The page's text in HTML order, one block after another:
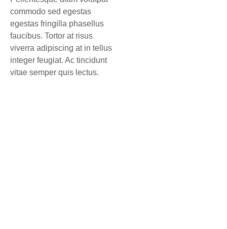
commodo sed egestas
egestas fringilla phasellus
faucibus. Tortor at risus
viverra adipiscing at in tellus
integer feugiat. Ac tincidunt
vitae semper quis lectus.